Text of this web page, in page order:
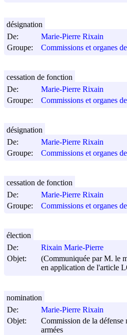
De:
Marie-Pierre Rixain
Groupe:
Commissions et organes
désignation
De:
Marie-Pierre Rixain
Groupe:
Commissions et organes
cessation de fonction
De:
Marie-Pierre Rixain
Groupe:
Commissions et organes
désignation
De:
Marie-Pierre Rixain
Groupe:
Commissions et organes
cessation de fonction
De:
Rixain Marie-Pierre
Objet:
(Communiquée par M. le
en application de l'article
élection
De:
Marie-Pierre Rixain
Objet:
Commission de la défense
armées
nomination